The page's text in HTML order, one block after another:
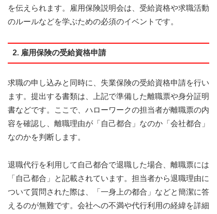
を伝えられます。雇用保険説明会は、受給資格や求職活動
のルールなどを学ぶための必須のイベントです。
2. 雇用保険の受給資格申請
求職の申し込みと同時に、失業保険の受給資格申請を行い
ます。提出する書類は、上記で準備した離職票や身分証明
書などです。ここで、ハローワークの担当者が離職票の内
容を確認し、離職理由が「自己都合」なのか「会社都合」
なのかを判断します。
退職代行を利用して自己都合で退職した場合、離職票には
「自己都合」と記載されています。担当者から退職理由に
ついて質問された際は、「一身上の都合」などと簡潔に答
えるのが無難です。会社への不満や代行利用の経緯を詳細